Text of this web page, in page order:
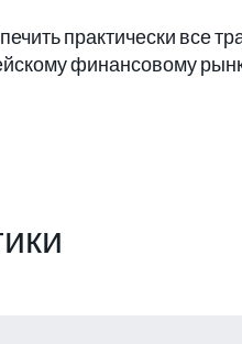
практически все
финансовому